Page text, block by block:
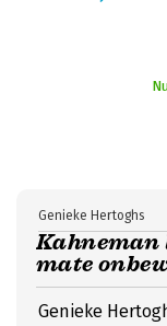
Kahneman
mate
Genieke Hertoghs
Genieke